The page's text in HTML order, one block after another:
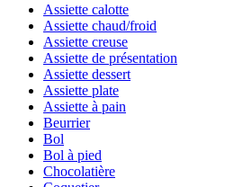
Assiette calotte
Assiette chaud/froid
Assiette creuse
Assiette de présentation
Assiette dessert
Assiette plate
Assiette à pain
Beurrier
Bol
Bol à pied
Chocolatière